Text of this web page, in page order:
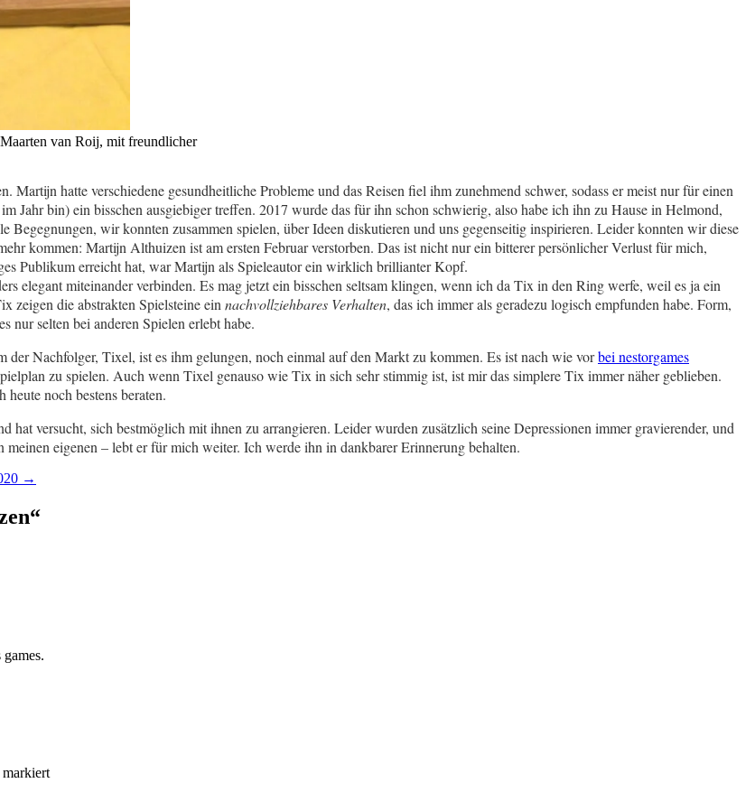
van Roij, mit freundlicher
hatte verschiedene gesundheitliche Probleme und das Reisen fiel ihm zunehmend schwer, sodass er meist nur für einen
Jahr bin) ein bisschen ausgiebiger treffen. 2017 wurde das für ihn schon schwierig, also habe ich ihn zu Hause in Helmond,
Begegnungen, wir konnten zusammen spielen, über Ideen diskutieren und uns gegenseitig inspirieren. Leider konnten wir diese
kommen: Martijn Althuizen ist am ersten Februar verstorben. Das ist nicht nur ein bitterer persönlicher Verlust für mich,
Publikum erreicht hat, war Martijn als Spieleautor ein wirklich brillianter Kopf.
elegant miteinander verbinden. Es mag jetzt ein bisschen seltsam klingen, wenn ich da Tix in den Ring werfe, weil es ja ein
zeigen die abstrakten Spielsteine ein nachvollziehbares Verhalten, das ich immer als geradezu logisch empfunden habe. Form,
nur selten bei anderen Spielen erlebt habe.
der Nachfolger, Tixel, ist es ihm gelungen, noch einmal auf den Markt zu kommen. Es ist nach wie vorbei nestorgames
zu spielen. Auch wenn Tixel genauso wie Tix in sich sehr stimmig ist, ist mir das simplere Tix immer näher geblieben.
noch bestens beraten.
versucht, sich bestmöglich mit ihnen zu arrangieren. Leider wurden zusätzlich seine Depressionen immer gravierender, und
eigenen – lebt er für mich weiter. Ich werde ihn in dankbarer Erinnerung behalten.
→
“
markiert